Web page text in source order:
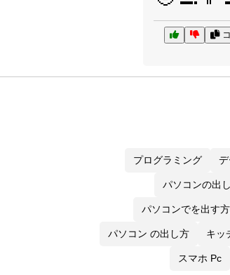
プログラミング
パソコンの出
パソコンでを出す
パソコン の出し方 キッ
スマホ Pc